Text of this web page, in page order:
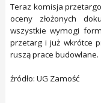
Teraz komisja
oceny złożonych
wszystkie wymogi
przetarg i już wkrótce
ruszą prace budowlane.
źródło: UG Zamość